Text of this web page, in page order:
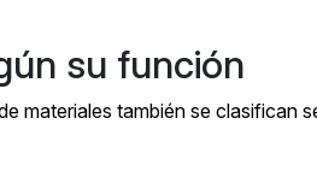
su función
materiales también se clasifican